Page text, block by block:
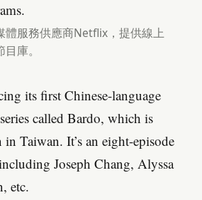
體服務供應商Netflix，提供線上
庫。
its first Chinese-language
called Bardo, which is
Taiwan. It’s an eight-episode
Joseph Chang, Alyssa
etc.